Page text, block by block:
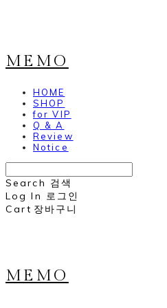
MEMO
HOME
SHOP
for VIP
Q & A
Review
Notice
Search 검색
Log In 로그인
Cart 장바구니
MEMO